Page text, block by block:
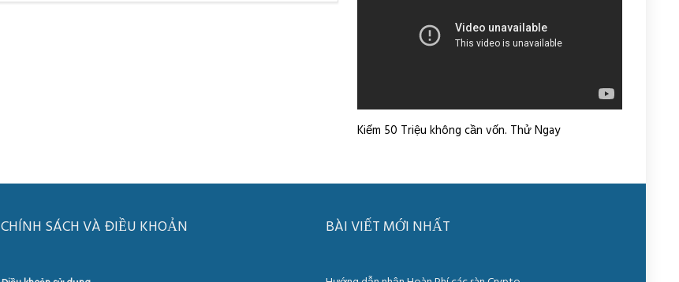
Kiếm 50 Triệu không cần vốn. Thử Ngay
CHÍNH SÁCH VÀ ĐIỀU KHOẢN BÀI VIẾT MỚI NHẤT